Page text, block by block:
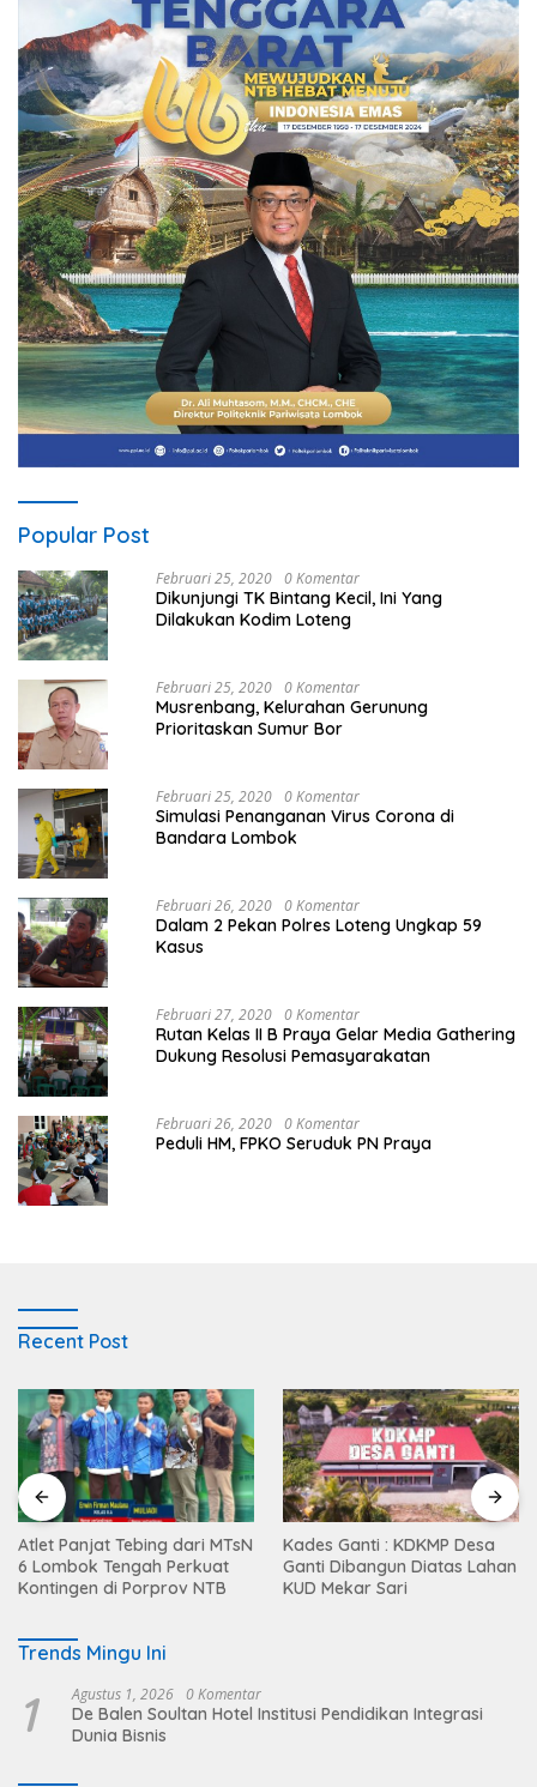
Popular Post
Februari 25, 2020 0 Komentar
Dikunjungi TK Bintang Kecil, Ini Yang
Dilakukan Kodim Loteng
Februari 25, 2020 0 Komentar
Musrenbang, Kelurahan Gerunung
Prioritaskan Sumur Bor
Februari 25, 2020 0 Komentar
Simulasi Penanganan Virus Corona di
Bandara Lombok
Februari 26, 2020 0 Komentar
Dalam 2 Pekan Polres Loteng Ungkap 59
Kasus
Februari 27, 2020 0 Komentar
Rutan Kelas II B Praya Gelar Media Gathering
Dukung Resolusi Pemasyarakatan
Februari 26, 2020 0 Komentar
Peduli HM, FPKO Seruduk PN Praya
Recent Post
Atlet Panjat Tebing dari MTsN
6 Lombok Tengah Perkuat
Kontingen di Porprov NTB
Kades Ganti : KDKMP Desa
Ganti Dibangun Diatas Lahan
KUD Mekar Sari
Trends Mingu Ini
1 Agustus 1, 2026 0 Komentar
De Balen Soultan Hotel Institusi Pendidikan Integrasi
Dunia Bisnis